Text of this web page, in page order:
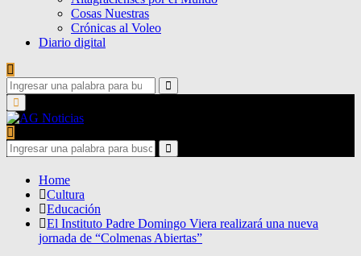
Cosas Nuestras
Crónicas al Voleo
Diario digital
Search
for:
Search
Primary
Menu
Search
for:
Search
Home
Cultura
Educación
El Instituto Padre Domingo Viera realizará una nueva
jornada de “Colmenas Abiertas”